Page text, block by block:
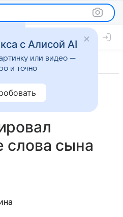
слова сына
с Алисой AI
или видео —
и точно